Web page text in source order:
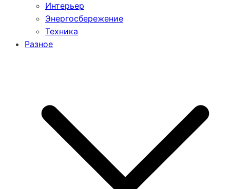
Интерьер
Энергосбережение
Техника
Разное